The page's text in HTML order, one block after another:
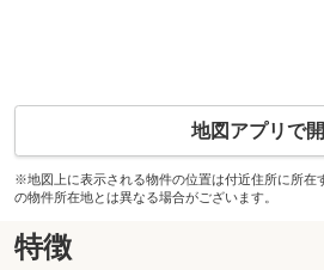
地図アプリで開
※地図上に表示される物件の位置は付近住所に所在
の物件所在地とは異なる場合がございます。
特徴